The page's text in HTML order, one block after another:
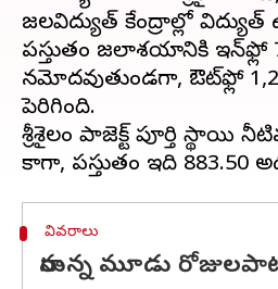
జలవిద్యుత్ కేంద్రాల్లో
ప్రస్తుతం జలాశయానికి ఇన్‌ఫ్లో
నమోదవుతుండగా, ఔట్‌ఫ్లో
పెరిగింది.
శ్రీశైలం ప్రాజెక్ట్‌ పూర్తి స్థాయి
వివరాలు
రానున్న మూడు